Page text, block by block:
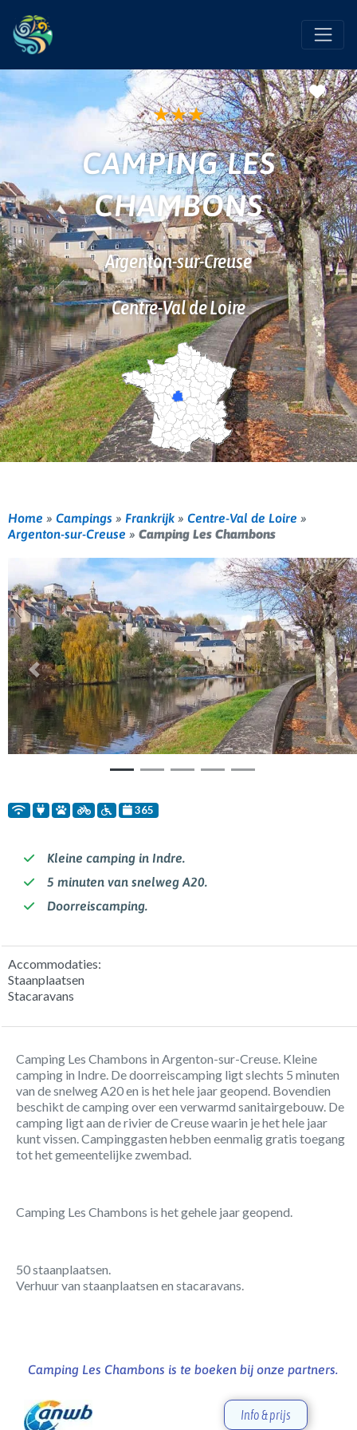
★★★
CAMPING LES
CHAMBONS
Argenton-sur-Creuse
Centre-Val de Loire
Home » Campings » Frankrijk » Centre-Val de Loire »
Argenton-sur-Creuse » Camping Les Chambons
Vorige
365
Kleine camping in Indre.
5 minuten van snelweg A20.
Doorreiscamping.
Accommodaties:
Staanplaatsen
Stacaravans
Camping Les Chambons in Argenton-sur-Creuse. Kleine
camping in Indre. De doorreiscamping ligt slechts 5 minuten
van de snelweg A20 en is het hele jaar geopend. Bovendien
beschikt de camping over een verwarmd sanitairgebouw. De
camping ligt aan de rivier de Creuse waarin je het hele jaar
kunt vissen. Campinggasten hebben eenmalig gratis toegang
tot het gemeentelijke zwembad.
Camping Les Chambons is het gehele jaar geopend.
50 staanplaatsen.
Verhuur van staanplaatsen en stacaravans.
Camping Les Chambons is te boeken bij onze partners.
Info & prijs